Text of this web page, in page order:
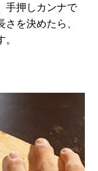
手押しカンナで
を決めたら、